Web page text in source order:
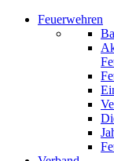
Feuerwehren